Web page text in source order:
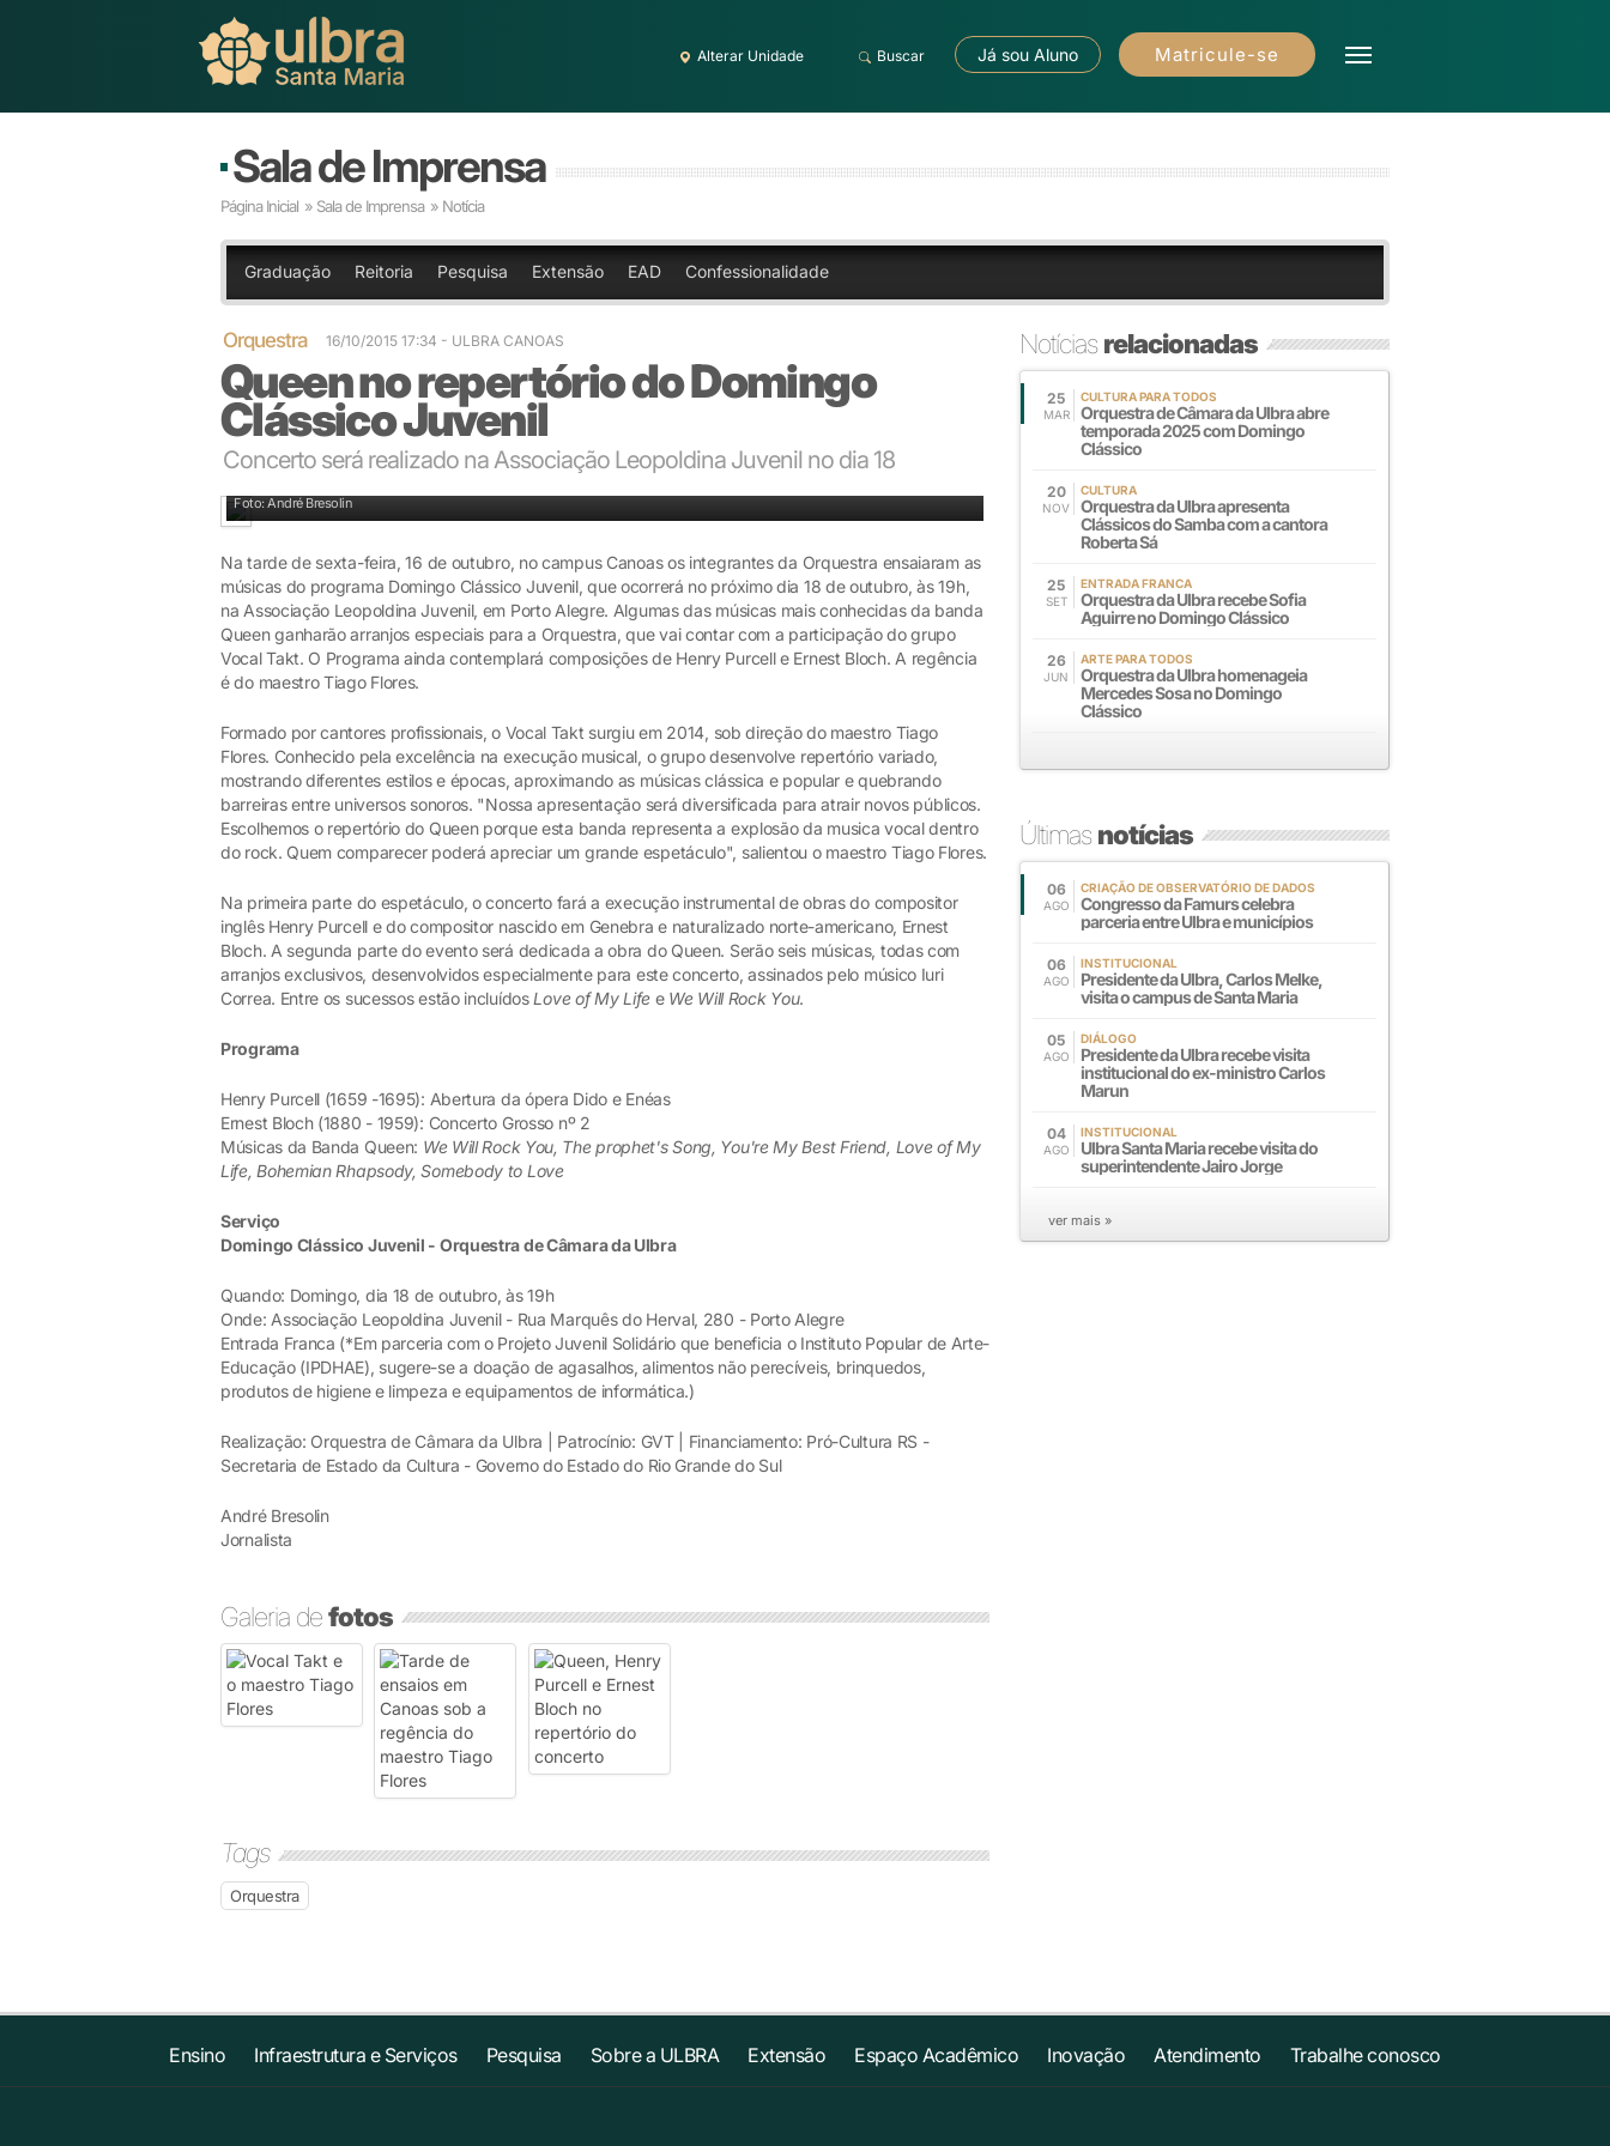
Alterar Unidade Buscar Já sou Aluno Matricule-se
Sala de Imprensa
Página Inicial » Sala de Imprensa » Notícia
Graduação Reitoria Pesquisa Extensão EAD Confessionalidade
Orquestra 16/10/2015 17:34 - ULBRA CANOAS
Queen no repertório do Domingo
Clássico Juvenil
Concerto será realizado na Associação Leopoldina Juvenil no dia 18
Foto: André Bresolin
Na tarde de sexta-feira, 16 de outubro, no campus Canoas os integrantes da Orquestra ensaiaram as
músicas do programa Domingo Clássico Juvenil, que ocorrerá no próximo dia 18 de outubro, às 19h,
na Associação Leopoldina Juvenil, em Porto Alegre. Algumas das músicas mais conhecidas da banda
Queen ganharão arranjos especiais para a Orquestra, que vai contar com a participação do grupo
Vocal Takt. O Programa ainda contemplará composições de Henry Purcell e Ernest Bloch. A regência
é do maestro Tiago Flores.
Formado por cantores profissionais, o Vocal Takt surgiu em 2014, sob direção do maestro Tiago
Flores. Conhecido pela excelência na execução musical, o grupo desenvolve repertório variado,
mostrando diferentes estilos e épocas, aproximando as músicas clássica e popular e quebrando
barreiras entre universos sonoros. "Nossa apresentação será diversificada para atrair novos públicos.
Escolhemos o repertório do Queen porque esta banda representa a explosão da musica vocal dentro
do rock. Quem comparecer poderá apreciar um grande espetáculo", salientou o maestro Tiago Flores.
Na primeira parte do espetáculo, o concerto fará a execução instrumental de obras do compositor
inglês Henry Purcell e do compositor nascido em Genebra e naturalizado norte-americano, Ernest
Bloch. A segunda parte do evento será dedicada a obra do Queen. Serão seis músicas, todas com
arranjos exclusivos, desenvolvidos especialmente para este concerto, assinados pelo músico Iuri
Correa. Entre os sucessos estão incluídosLove of My Lifee We Will Rock You.
Programa
Henry Purcell (1659 -1695): Abertura da ópera Dido e Enéas
Ernest Bloch (1880 - 1959): Concerto Grosso nº 2
Músicas da Banda Queen: We Will Rock You, The prophet's Song, You're My Best Friend, Love of My
Life, Bohemian Rhapsody, Somebody to Love
Serviço
Domingo Clássico Juvenil - Orquestra de Câmara da Ulbra
Quando: Domingo, dia 18 de outubro, às 19h
Onde: Associação Leopoldina Juvenil - Rua Marquês do Herval, 280 - Porto Alegre
Entrada Franca (*Em parceria com o Projeto Juvenil Solidário que beneficia o Instituto Popular de Arte-
Educação (IPDHAE), sugere-se a doação de agasalhos, alimentos não perecíveis, brinquedos,
produtos de higiene e limpeza e equipamentos de informática.)
Realização: Orquestra de Câmara da Ulbra | Patrocínio: GVT | Financiamento: Pró-Cultura RS -
Secretaria de Estado da Cultura - Governo do Estado do Rio Grande do Sul
André Bresolin
Jornalista
Galeria defotos
Tags
Orquestra
Notíciasrelacionadas
25
MAR
CULTURA PARA TODOS
Orquestra de Câmara da Ulbra abre
temporada 2025 com Domingo
Clássico
20
NOV
CULTURA
Orquestra da Ulbra apresenta
Clássicos do Samba com a cantora
Roberta Sá
25
SET
ENTRADA FRANCA
Orquestra da Ulbra recebe Sofia
Aguirre no Domingo Clássico
26
JUN
ARTE PARA TODOS
Orquestra da Ulbra homenageia
Mercedes Sosa no Domingo
Clássico
Últimasnotícias
06
AGO
CRIAÇÃO DE OBSERVATÓRIO DE DADOS
Congresso da Famurs celebra
parceria entre Ulbra e municípios
06
AGO
INSTITUCIONAL
Presidente da Ulbra, Carlos Melke,
visita o campus de Santa Maria
05
AGO
DIÁLOGO
Presidente da Ulbra recebe visita
institucional do ex-ministro Carlos
Marun
04
AGO
INSTITUCIONAL
Ulbra Santa Maria recebe visita do
superintendente Jairo Jorge
ver mais »
Ensino Infraestrutura e Serviços Pesquisa Sobre a ULBRA Extensão Espaço Acadêmico Inovação Atendimento Trabalhe conosco